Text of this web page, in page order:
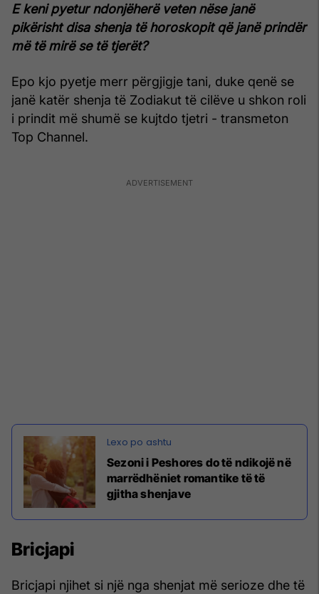
E keni pyetur ndonjëherë veten nëse janë
pikërisht disa shenja të horoskopit që janë prindër
më të mirë se të tjerët?
Epo kjo pyetje merr përgjigje tani, duke qenë se
janë katër shenja të Zodiakut të cilëve u shkon roli
i prindit më shumë se kujtdo tjetri - transmeton
Top Channel.
Sezoni i Peshores do të ndikojë në
marrëdhëniet romantike të të
gjitha shenjave
Bricjapi
Bricjapi njihet si një nga shenjat më serioze dhe të